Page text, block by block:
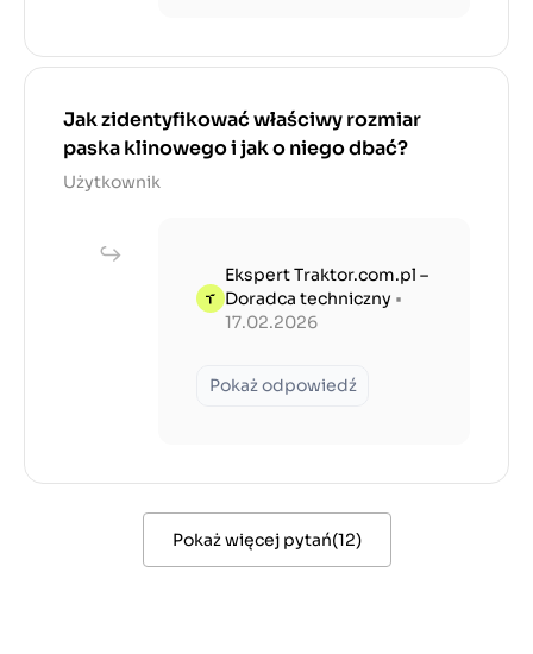
Jak zidentyfikować właściwy rozmiar
paska klinowego i jak o niego dbać?
Użytkownik
Ekspert Traktor.com.pl –
Doradca techniczny •
17.02.2026
Pokaż odpowiedź
Pokaż więcej pytań(12)